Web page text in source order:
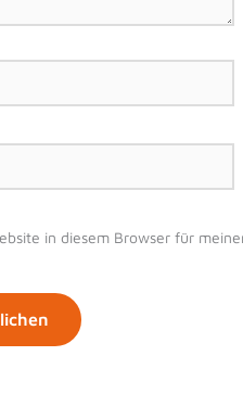
in diesem Browser für